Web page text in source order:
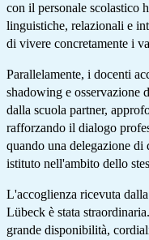
con il personale scolastico
linguistiche, relazionali e
di vivere concretamente i
Parallelamente, i docenti
shadowing e osservazione
dalla scuola partner,
rafforzando il dialogo
quando una delegazione
istituto nell'ambito dello
L'accoglienza ricevuta
Lübeck è stata
grande disponibilità,